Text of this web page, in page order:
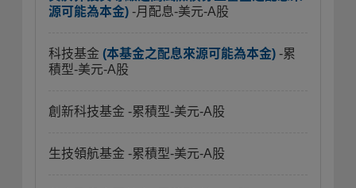
源可能為本金) -月配息-美元-A股
科技基金 (本基金之配息來源可能為本金) -累
積型-美元-A股
創新科技基金 -累積型-美元-A股
生技領航基金 -累積型-美元-A股